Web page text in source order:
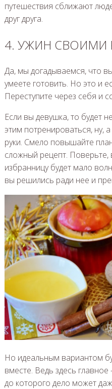
путешествия сближают
друг друга.
4. УЖИН СВОИМИ
Да, мы догадываемся, что
умеете готовить. Но это и
Переступите через себя и
Если вы девушка, то будет
этим потренироваться, ну,
руки. Смело повышайте
сложный рецепт. Поверьте,
избранницу будет мало
вы решились ради нее и
Но идеальным вариантом
вместе. Ведь здесь
до которого дело может